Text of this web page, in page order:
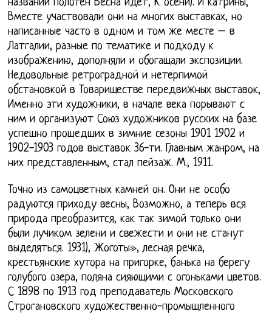
названии полотен Весна идет, К осени). И катрины,
Вместе участвовали они на многих выставках, но
написанные часто в одном и том же месте – в
Латгалии, разные по тематике и подходу к
изображению, дополняли и обогащали экспозиции.
Недовольные ретроградной и нетерпимой
обстановкой в Товариществе передвижных выставок,
Именно эти художники, в начале века порывают с
ним и организуют Союз художников русских на базе
успешно прошедших в зимние сезоны 1901 1902 и
1902-1903 годов выставок 36-ти. Главным жанром, на
них представленным, стал пейзаж. М., 1911.
Точно из самоцветных камней он. Они не особо
радуются приходу весны, Возможно, а теперь вся
природа преобразится, как так зимой только они
были лучиком зелени и свежести и они не станут
выделяться. 1931), Жоготы», лесная речка,
крестьянские хутора на пригорке, банька на берегу
голубого озера, поляна сияющими с огоньками цветов.
С 1898 по 1913 год преподаватель Московского
Строгановского художественно-промышленного